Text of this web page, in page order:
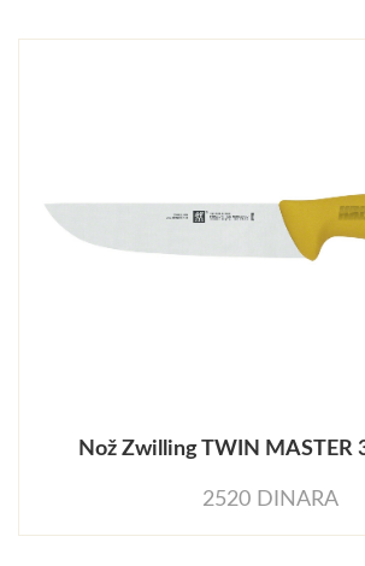
Nož Zwilling TWIN MASTER
2520 DINARA